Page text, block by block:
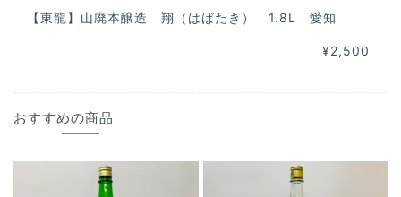
【東龍】山廃本醸造 翔（はばたき） 1.8L 愛知
¥2,500
おすすめの商品